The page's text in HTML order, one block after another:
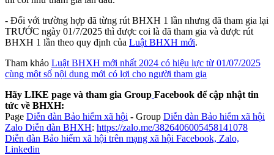
- Đối với trường hợp đã từng rút BHXH 1 lần nhưng đã tham gia lại
TRƯỚC ngày 01/7/2025 thì được coi là đã tham gia và được rút
BHXH 1 lần theo quy định của Luật BHXH mới.
Tham khảo Luật BHXH mới nhất 2024 có hiệu lực từ 01/07/2025
cùng một số nội dung mới có lợi cho người tham gia
Hãy LIKE page và tham gia Group Facebook để cập nhật tin
tức về BHXH:
Page Diễn đàn Bảo hiểm xã hội - Group Diễn đàn Bảo hiểm xã hội
Zalo Diễn đàn BHXH: https://zalo.me/3826406005458141078
Diễn đàn Bảo hiểm xã hội trên mạng xã hội Facebook, Zalo,
Linkedin